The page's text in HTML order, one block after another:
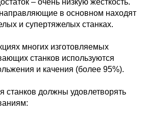
– очень низкую жесткость.
направляющие в основном находят
и супертяжелых станках.
многих изготовляемых
станков используются
и качения (более 95%).
должны удовлетворять